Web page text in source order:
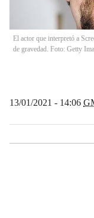
El actor que interpretó a
de gravedad. Foto: Getty
13/01/2021 - 14:06